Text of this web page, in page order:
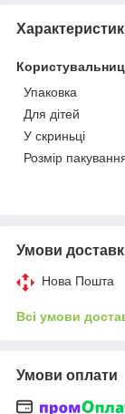
Упаковка
Для дітей
У скриньці
Розмір
Умови
Нова Пошта
Всі умови
Умови оплати